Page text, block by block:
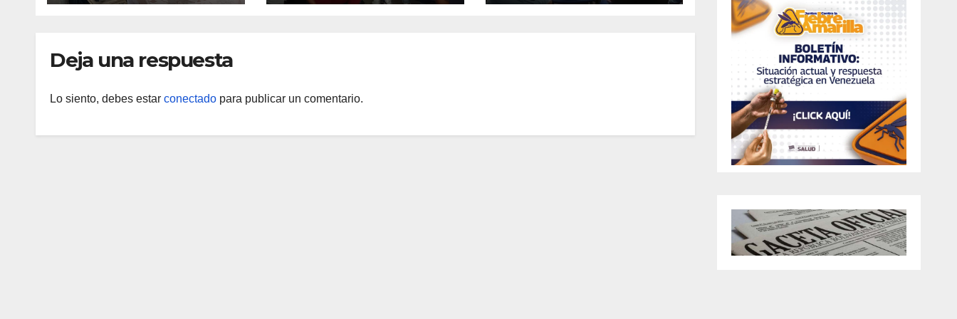
médica integral en
discapacidad
Deja una respuesta
Lo siento, debes estar conectado para publicar un comentario.